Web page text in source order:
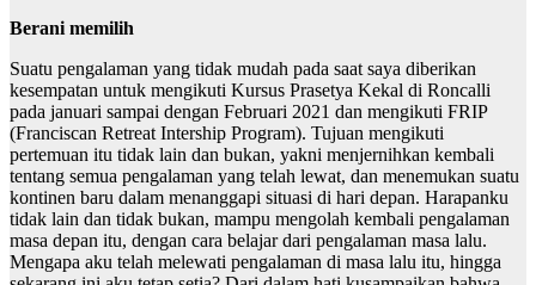
Berani memilih
Suatu pengalaman yang tidak mudah pada saat saya diberikan
kesempatan untuk mengikuti Kursus Prasetya Kekal di Roncalli
pada januari sampai dengan Februari 2021 dan mengikuti FRIP
(Franciscan Retreat Intership Program). Tujuan mengikuti
pertemuan itu tidak lain dan bukan, yakni menjernihkan kembali
tentang semua pengalaman yang telah lewat, dan menemukan suatu
kontinen baru dalam menanggapi situasi di hari depan. Harapanku
tidak lain dan tidak bukan, mampu mengolah kembali pengalaman
masa depan itu, dengan cara belajar dari pengalaman masa lalu.
Mengapa aku telah melewati pengalaman di masa lalu itu, hingga